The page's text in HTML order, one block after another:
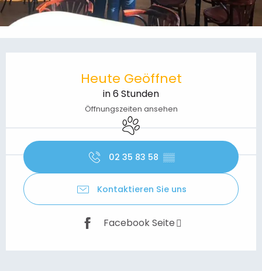
Heute Geöffnet
in 6 Stunden
Öffnungszeiten ansehen
Tiere erlaubt
02 35 83 58 ▒▒
Kontaktieren Sie uns
Facebook Seite